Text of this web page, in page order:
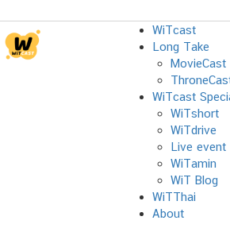
WiTcast
Long Take
MovieCast
WiTcast
WiTshort
WiTdrive
Live event
WiTamin
WiT Blog
WiTThai
About